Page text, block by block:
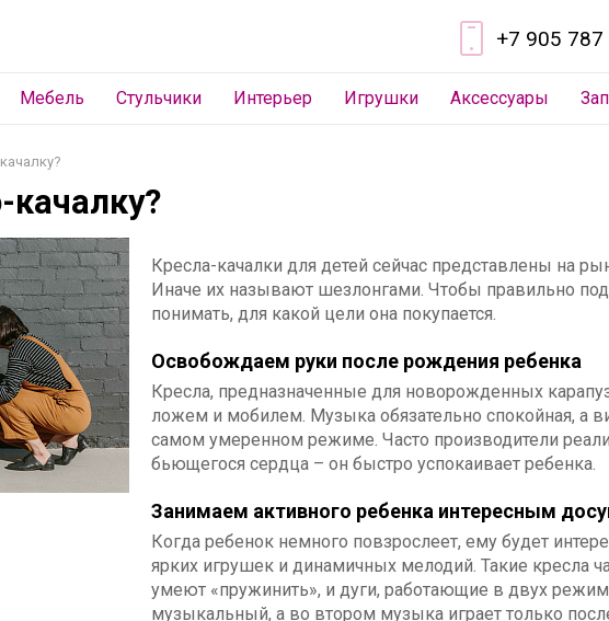
+7 905 787
Мебель Стульчики Интерьер Игрушки Аксессуары
качалку?
Кресла-качалки для детей сейчас представлены на
Иначе их называют шезлонгами. Чтобы правильно
понимать, для какой цели она покупается.
Освобождаем руки после рождения ребенка
Кресла, предназначенные для новорожденных
ложем и мобилем. Музыка обязательно спокойная, а
самом умеренном режиме. Часто производители
бьющегося сердца – он быстро успокаивает ребенка.
Занимаем активного ребенка интересным
Когда ребенок немного повзрослеет, ему будет
ярких игрушек и динамичных мелодий. Такие кресла
умеют «пружинить», и дуги, работающие в двух
музыкальный, а во втором музыка играет только